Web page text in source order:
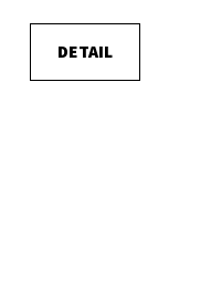
DETAIL